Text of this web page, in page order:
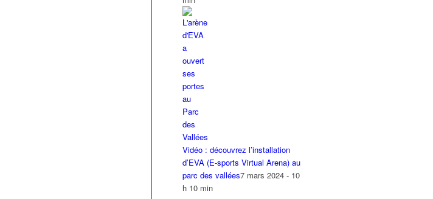
Vidéo : découvrez l’installation
d’EVA (E-sports Virtual Arena) au
parc des vallées7 mars 2024 - 10
h 10 min